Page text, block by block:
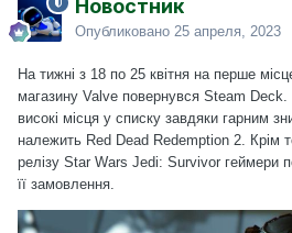
Новостник
Опубликовано 25 апреля, 2023
На тижні з 18 по 25 квітня на перше
магазину Valve повернувся Steam Deck.
високі місця у списку завдяки гарним
належить Red Dead Redemption 2. Крім
релізу Star Wars Jedi: Survivor геймери
її замовлення.